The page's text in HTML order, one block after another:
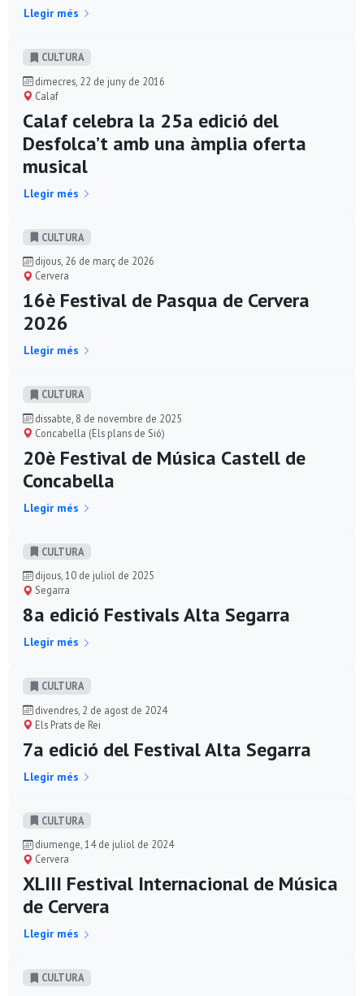
Llegir més
CULTURA
dimecres, 22 de juny de 2016
Calaf
Calaf celebra la 25a edició del
Desfolca’t amb una àmplia oferta
musical
Llegir més
CULTURA
dijous, 26 de març de 2026
Cervera
16è Festival de Pasqua de Cervera
2026
Llegir més
CULTURA
dissabte, 8 de novembre de 2025
Concabella (Els plans de Sió)
20è Festival de Música Castell de
Concabella
Llegir més
CULTURA
dijous, 10 de juliol de 2025
Segarra
8a edició Festivals Alta Segarra
Llegir més
CULTURA
divendres, 2 de agost de 2024
Els Prats de Rei
7a edició del Festival Alta Segarra
Llegir més
CULTURA
diumenge, 14 de juliol de 2024
Cervera
XLIII Festival Internacional de Música
de Cervera
Llegir més
CULTURA